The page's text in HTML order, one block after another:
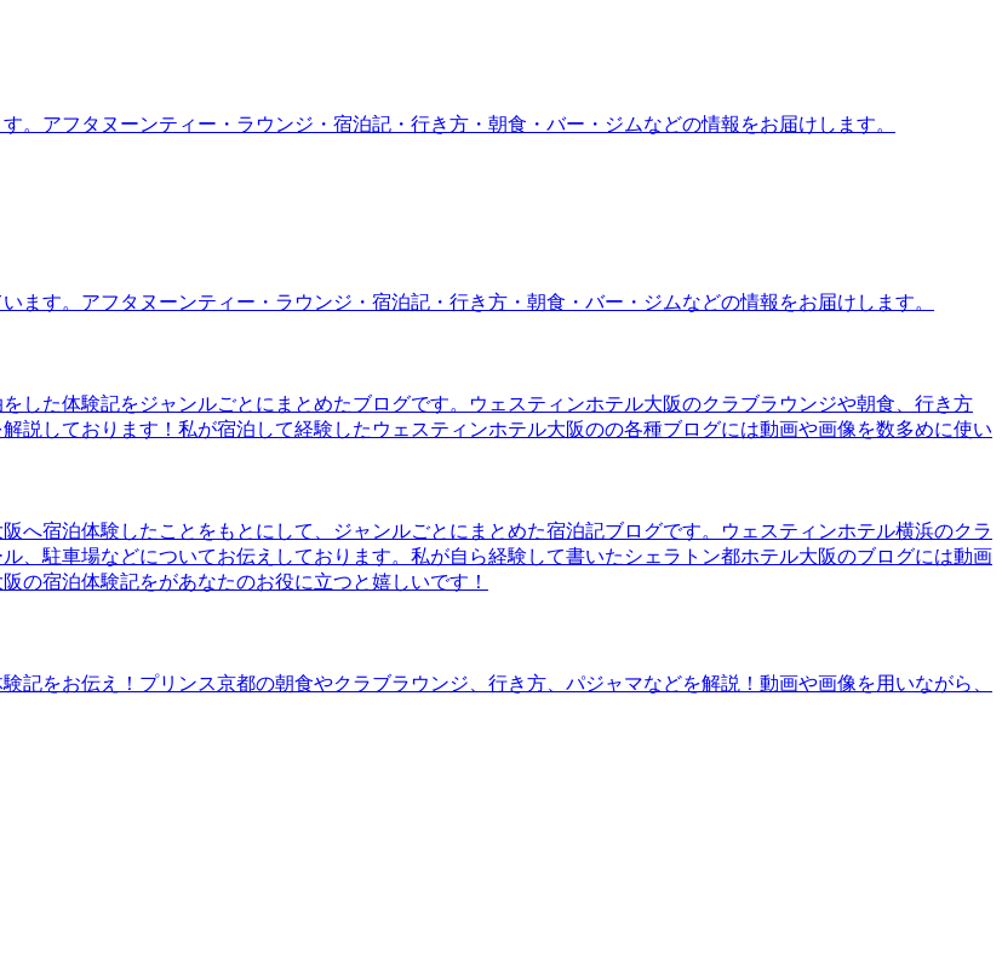
。アフタヌーンティー・ラウンジ・宿泊記・行き方・朝食・バー・ジムなどの情報をお届けします。
ます。アフタヌーンティー・ラウンジ・宿泊記・行き方・朝食・バー・ジムなどの情報をお届けします。
した体験記をジャンルごとにまとめたブログです。ウェスティンホテル大阪のクラブラウンジや朝食、行き方
説しております！私が宿泊して経験したウェスティンホテル大阪のの各種ブログには動画や画像を数多めに使い
へ宿泊体験したことをもとにして、ジャンルごとにまとめた宿泊記ブログです。ウェスティンホテル横浜のクラ
、駐車場などについてお伝えしております。私が自ら経験して書いたシェラトン都ホテル大阪のブログには動画
の宿泊体験記をがあなたのお役に立つと嬉しいです！
記をお伝え！プリンス京都の朝食やクラブラウンジ、行き方、パジャマなどを解説！動画や画像を用いながら、